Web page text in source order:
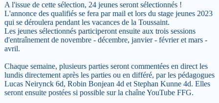
A l'issue de cette sélection, 24 jeunes seront sélectionnés !
L'annonce des qualifiés se fera par mail et lors du stage jeunes 2023
qui se déroulera pendant les vacances de la Toussaint.
Les jeunes sélectionnés participeront ensuite aux trois sessions
d'entraînement de novembre - décembre, janvier - février et mars -
avril.
Chaque semaine, plusieurs parties seront commentées en direct les
lundis directement après les parties ou en différé, par les pédagogues
Lucas Neirynck 6d, Robin Bonjean 4d et Stephan Kunne 4d. Elles
seront ensuite postées si possible sur la chaîne YouTube FFG.